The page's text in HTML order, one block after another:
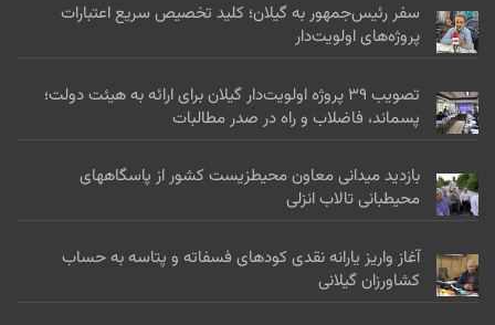
سفر رئیس‌جمهور به گیلان؛ کلید تخصیص سریع اعتبارات
پروژه‌های اولویت‌دار
تصویب ۳۹ پروژه اولویت‌دار گیلان برای ارائه به هیئت دولت؛
پسماند، فاضلاب و راه در صدر مطالبات
بازدید میدانی معاون محیطزیست کشور از پاسگاههای
محیطبانی تالاب انزلی
آغاز واریز یارانه نقدی کودهای فسفاته و پتاسه به حساب
کشاورزان گیلانی